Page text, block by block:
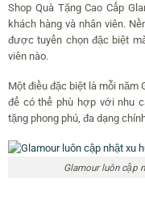
Shop Quà Tặng Cao Cấp
khách hàng và nhân viên.
được tuyển chọn đặc biệt
viên nào.
Một điều đặc biệt là mỗi năm
để có thể phù hợp với nhu
tặng phong phú, đa dạng
Glamour luôn cập